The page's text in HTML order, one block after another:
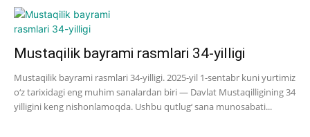
Mustaqilik bayrami rasmlari 34-yilligi
Mustaqilik bayrami rasmlari 34-yilligi. 2025-yil 1-sentabr kuni yurtimiz
o‘z tarixidagi eng muhim sanalardan biri — Davlat Mustaqilligining 34
yilligini keng nishonlamoqda. Ushbu qutlug‘ sana munosabati...